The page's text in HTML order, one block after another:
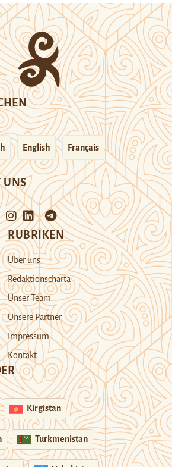
English Français
UNS
RUBRIKEN
Über uns
Redaktionscharta
Unser Team
Unsere Partner
Impressum
Kontakt
Kirgistan
Turkmenistan